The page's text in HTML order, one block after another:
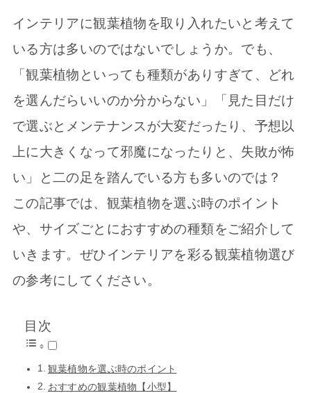
インテリアに観葉植物を取り入れたいと考えて
いる方は多いのではないでしょうか。でも、
「観葉植物といっても種類がありすぎて、どれ
を選んだらいいのか分からない」「見た目だけ
で選ぶとメンテナンスが大変だったり、予想以
上に大きくなって邪魔になったりと、失敗が怖
い」と二の足を踏んでいる方も多いのでは？
この記事では、観葉植物を選ぶ時のポイント
や、サイズごとにおすすめの種類をご紹介して
いきます。ぜひインテリアを彩る観葉植物選び
の参考にしてください。
目次
観葉植物を選ぶ時のポイント
おすすめの観葉植物【小型】